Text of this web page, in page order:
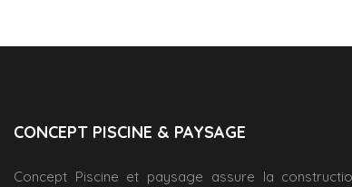
CONCEPT PISCINE & PAYSAGE
Concept Piscine et paysage assure la